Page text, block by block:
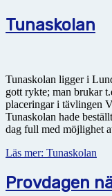
Tunaskolan
Tunaskolan ligger i
gott rykte; man brukar
placeringar i tävlingen
Tunaskolan hade
dag full med möjlighet
Läs mer: Tunaskolan
Provdagen